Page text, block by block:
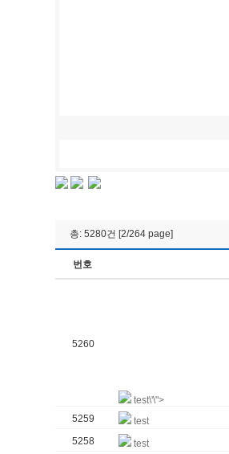
총: 5280건 [2/264 page]
번호
5260
test\'\">
5259
test
5258
test